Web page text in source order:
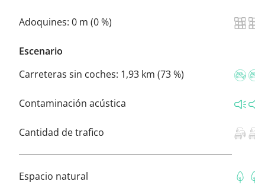
Adoquines: 0 m (0 %)
Escenario
Carreteras sin coches: 1,93 km (73 %)
Contaminación acústica
Cantidad de trafico
Espacio natural